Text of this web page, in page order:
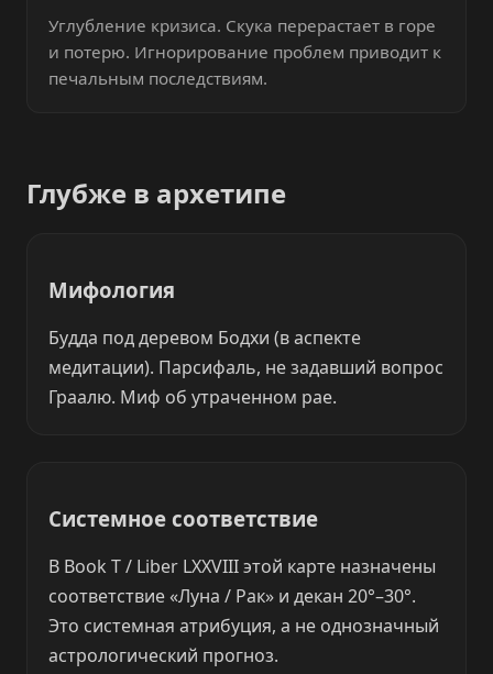
Углубление кризиса. Скука перерастает в горе
и потерю. Игнорирование проблем приводит к
печальным последствиям.
Глубже в архетипе
Мифология
Будда под деревом Бодхи (в аспекте
медитации). Парсифаль, не задавший вопрос
Граалю. Миф об утраченном рае.
Системное соответствие
В Book T / Liber LXXVIII этой карте назначены
соответствие «Луна / Рак» и декан 20°–30°.
Это системная атрибуция, а не однозначный
астрологический прогноз.